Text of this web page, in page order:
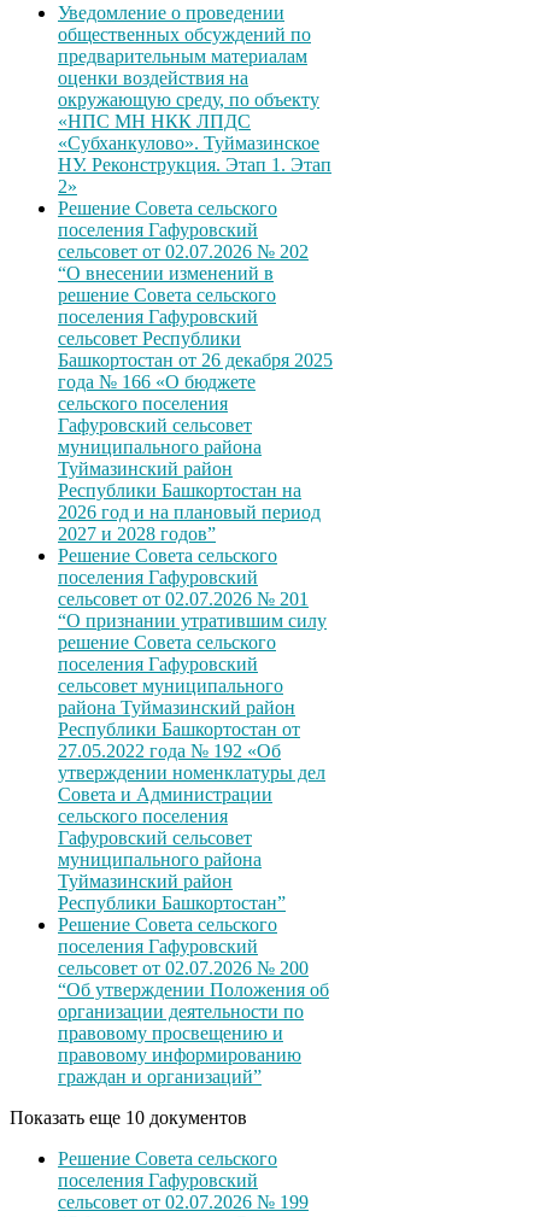
Уведомление о проведении
общественных обсуждений по
предварительным материалам
оценки воздействия на
окружающую среду, по объекту
«НПС МН НКК ЛПДС
«Субханкулово». Туймазинское
НУ. Реконструкция. Этап 1. Этап
2»
Решение Совета сельского
поселения Гафуровский
сельсовет от 02.07.2026 № 202
“О внесении изменений в
решение Совета сельского
поселения Гафуровский
сельсовет Республики
Башкортостан от 26 декабря 2025
года № 166 «О бюджете
сельского поселения
Гафуровский сельсовет
муниципального района
Туймазинский район
Республики Башкортостан на
2026 год и на плановый период
2027 и 2028 годов”
Решение Совета сельского
поселения Гафуровский
сельсовет от 02.07.2026 № 201
“О признании утратившим силу
решение Совета сельского
поселения Гафуровский
сельсовет муниципального
района Туймазинский район
Республики Башкортостан от
27.05.2022 года № 192 «Об
утверждении номенклатуры дел
Совета и Администрации
сельского поселения
Гафуровский сельсовет
муниципального района
Туймазинский район
Республики Башкортостан”
Решение Совета сельского
поселения Гафуровский
сельсовет от 02.07.2026 № 200
“Об утверждении Положения об
организации деятельности по
правовому просвещению и
правовому информированию
граждан и организаций”
Показать еще 10 документов
Решение Совета сельского
поселения Гафуровский
сельсовет от 02.07.2026 № 199